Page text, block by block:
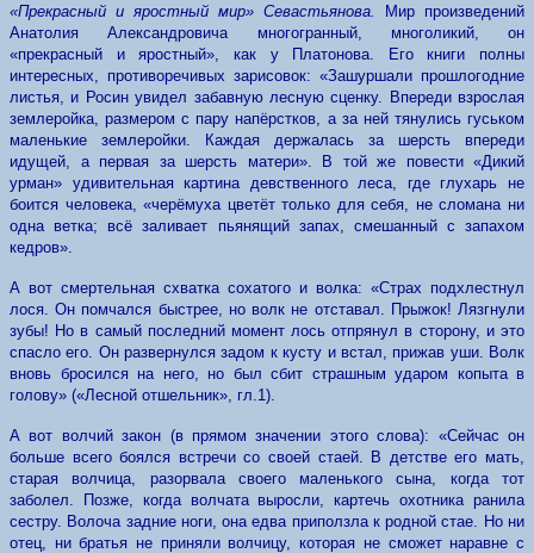
«Прекрасный и яростный мир» Севастьянова.
Мир произведений
Анатолия Александровича многогранный, многоликий, он
«прекрасный и яростный», как у Платонова. Его книги полны
интересных, противоречивых зарисовок: «Зашуршали прошлогодние
листья, и Росин увидел забавную лесную сценку. Впереди взрослая
землеройка, размером с пару напёрстков, а за ней тянулись гуськом
маленькие землеройки. Каждая держалась за шерсть впереди
идущей, а первая за шерсть матери». В той же повести «Дикий
урман» удивительная картина девственного леса, где глухарь не
боится человека, «черёмуха цветёт только для себя, не сломана ни
одна ветка; всё заливает пьянящий запах, смешанный с запахом
кедров».
А вот смертельная схватка сохатого и волка: «Страх подхлестнул
лося. Он помчался быстрее, но волк не отставал. Прыжок! Лязгнули
зубы! Но в самый последний момент лось отпрянул в сторону, и это
спасло его. Он развернулся задом к кусту и встал, прижав уши. Волк
вновь бросился на него, но был сбит страшным ударом копыта в
голову» («Лесной отшельник», гл.1).
А вот волчий закон (в прямом значении этого слова): «Сейчас он
больше всего боялся встречи со своей стаей. В детстве его мать,
старая волчица, разорвала своего маленького сына, когда тот
заболел. Позже, когда волчата выросли, картечь охотника ранила
сестру. Волоча задние ноги, она едва приползла к родной стае. Но ни
отец, ни братья не приняли волчицу, которая не сможет наравне с